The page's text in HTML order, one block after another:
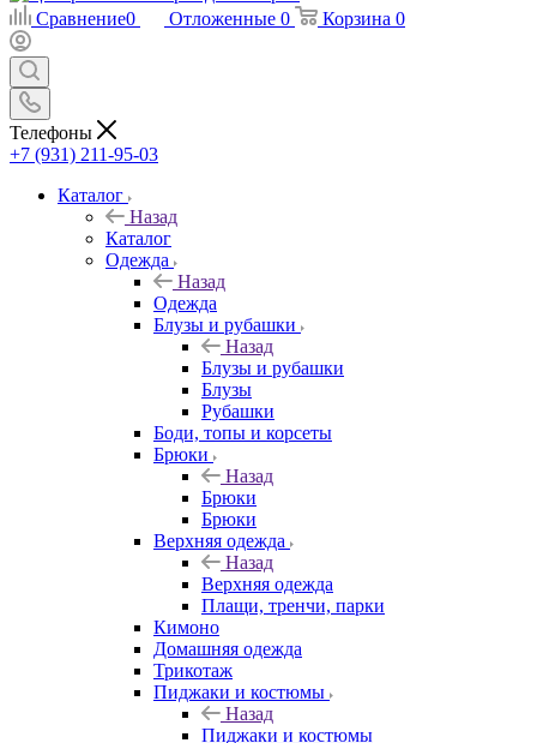
Сравнение0 Отложенные 0 Корзина 0
Телефоны
+7 (931) 211-95-03
Каталог
Назад
Каталог
Одежда
Назад
Одежда
Блузы и рубашки
Назад
Блузы и рубашки
Блузы
Рубашки
Боди, топы и корсеты
Брюки
Назад
Брюки
Брюки
Верхняя одежда
Назад
Верхняя одежда
Плащи, тренчи, парки
Кимоно
Домашняя одежда
Трикотаж
Пиджаки и костюмы
Назад
Пиджаки и костюмы